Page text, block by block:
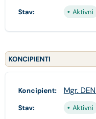
Stav: Aktivní
KONCIPIENTI
Koncipient: Mgr.
Stav: Aktivní